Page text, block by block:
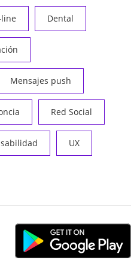
Dental
Mensajes push
Red Social
UX